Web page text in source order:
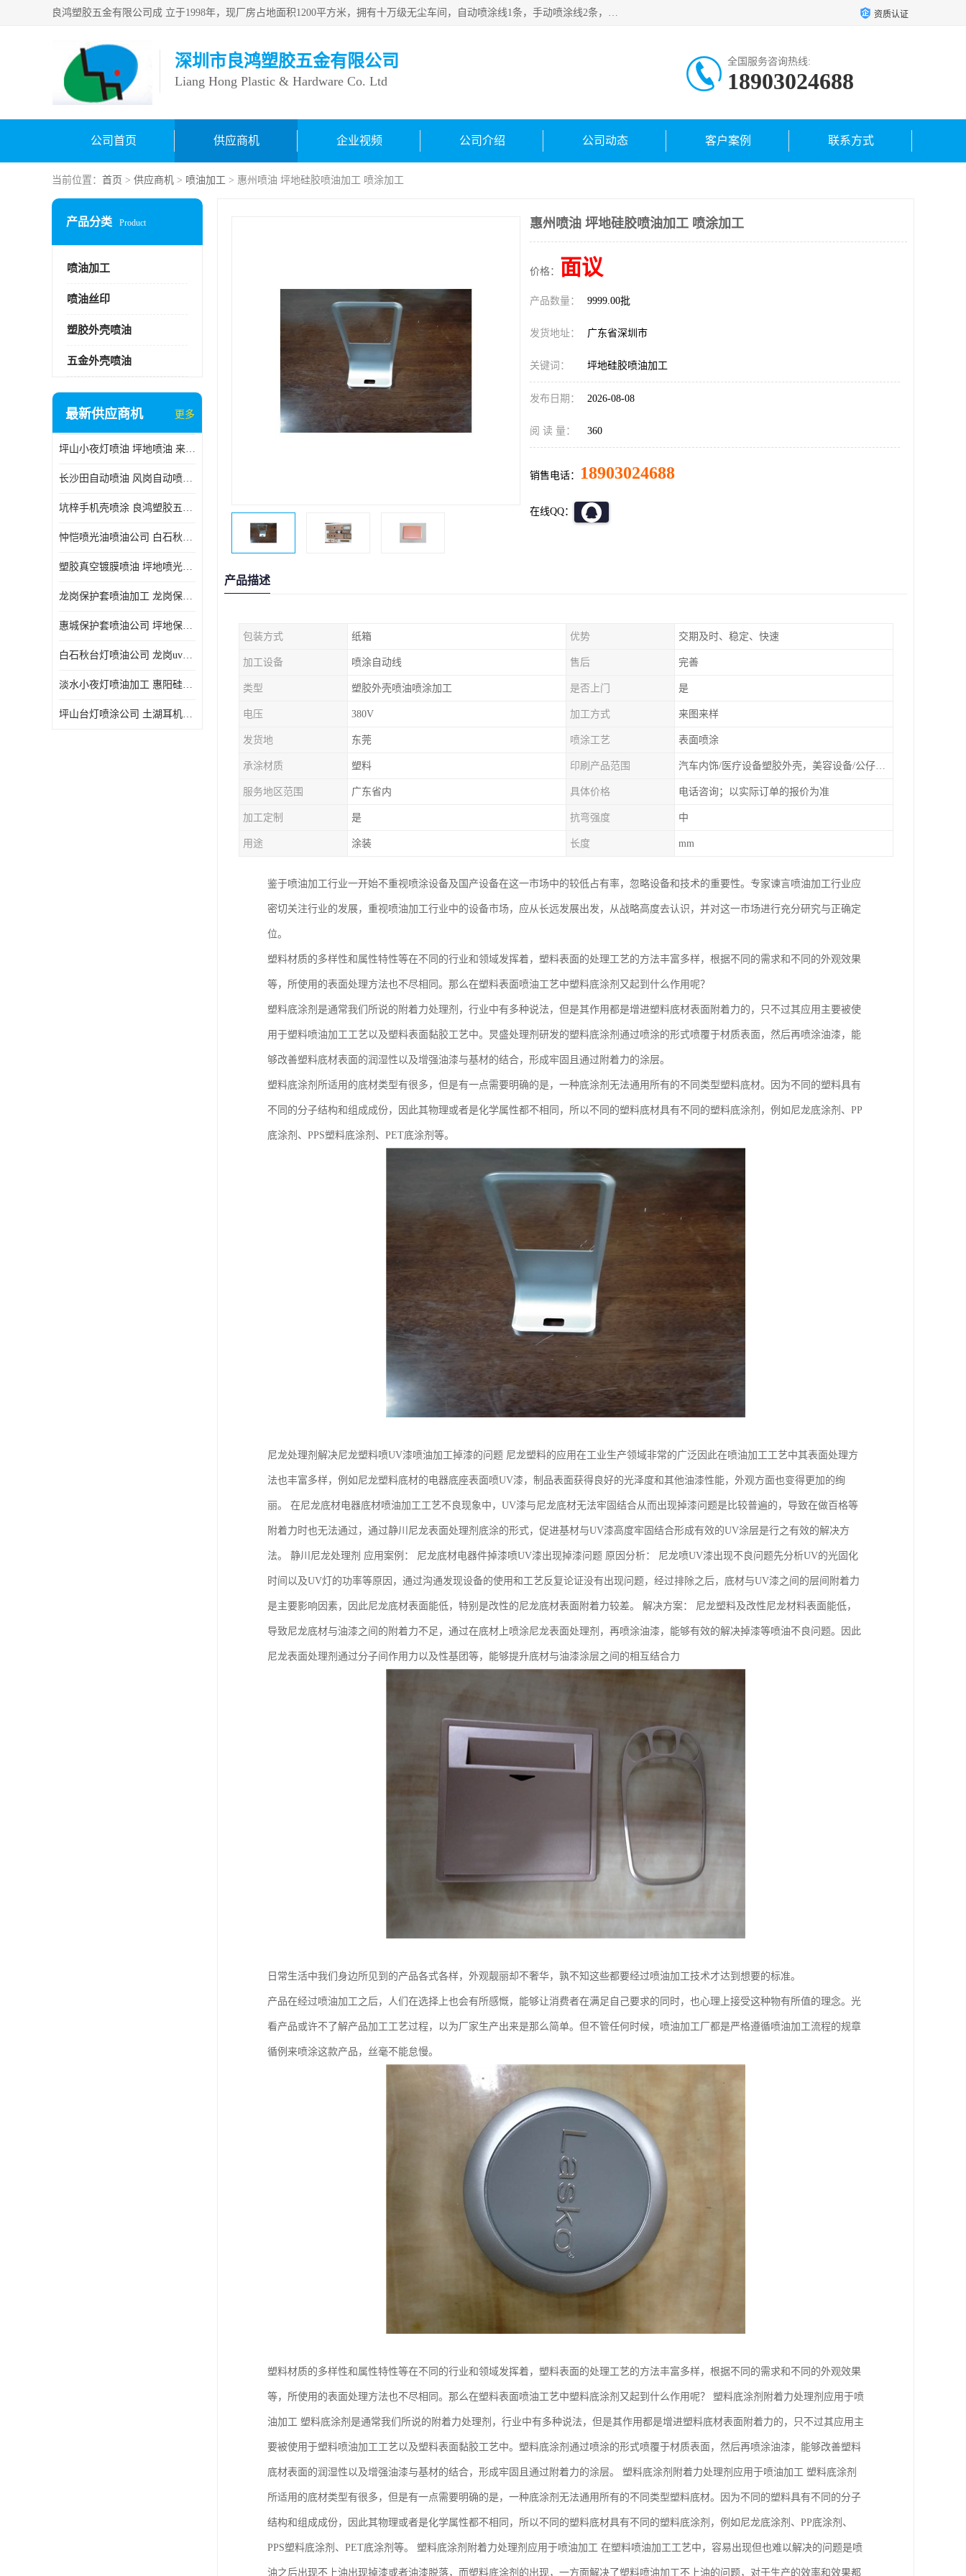
良鸿塑胶五金有限公司成 立于1998年，现厂房占地面积1200平方米，拥有十万级无尘车间，自动喷涂线1条，手动喷涂线2条，丝印移印滚印烫印拉线1条，本公司自建厂以来一直 以“顾客、品质、服务三个第一”为原则，从来货到处理、喷漆、烘烤、品检、包装等每一道工序都严格把持质量关，竭诚为广大朋友、客户服务。现如今已深得广 大客户信赖。 资质认证
深圳市良鸿塑胶五金有限公司
Liang Hong Plastic & Hardware Co. Ltd
全国服务咨询热线:
18903024688
公司首页 供应商机 企业视频 公司介绍 公司动态 客户案例 联系方式
当前位置： 首页 > 供应商机 > 喷油加工 > 惠州喷油 坪地硅胶喷油加工 喷涂加工
产品分类 Product
喷油加工
喷油丝印
塑胶外壳喷油
五金外壳喷油
最新供应商机 更多
坪山小夜灯喷油 坪地喷油 来样订做
长沙田自动喷油 风岗自动喷涂 良鸿塑胶五金
坑梓手机壳喷涂 良鸿塑胶五金 坪地小夜灯喷涂公司
忡恺喷光油喷油公司 白石秋蓝牙喷涂
塑胶真空镀膜喷油 坪地喷光油喷油
龙岗保护套喷油加工 龙岗保护套喷油
惠城保护套喷油公司 坪地保护套喷油 良鸿塑胶五金
白石秋台灯喷油公司 龙岗uv喷油 良鸿塑胶五金
淡水小夜灯喷油加工 惠阳硅胶喷油 良鸿塑胶五金
坪山台灯喷涂公司 土湖耳机喷涂 加工定制
惠州喷油 坪地硅胶喷油加工 喷涂加工
价格： 面议
产品数量： 9999.00批
发货地址： 广东省深圳市
关键词： 坪地硅胶喷油加工
发布日期： 2026-08-08
阅 读 量： 360
销售电话： 18903024688
在线QQ：
产品描述
包装方式 纸箱 优势 交期及时、稳定、快速
加工设备 喷涂自动线 售后 完善
类型 塑胶外壳喷油喷涂加工 是否上门 是
电压 380V 加工方式 来图来样
发货地 东莞 喷涂工艺 表面喷涂
承涂材质 塑料 印刷产品范围 汽车内饰/医疗设备塑胶外壳，美容设备/公仔动漫
服务地区范围 广东省内 具体价格 电话咨询；以实际订单的报价为准
加工定制 是 抗弯强度 中
用途 涂装 长度 mm
鉴于喷油加工行业一开始不重视喷涂设备及国产设备在这一市场中的较低占有率，忽略设备和技术的重要性。专家谏言喷油加工行业应
密切关注行业的发展，重视喷油加工行业中的设备市场，应从长远发展出发，从战略高度去认识，并对这一市场进行充分研究与正确定
位。
塑料材质的多样性和属性特性等在不同的行业和领域发挥着，塑料表面的处理工艺的方法丰富多样，根据不同的需求和不同的外观效果
等，所使用的表面处理方法也不尽相同。那么在塑料表面喷油工艺中塑料底涂剂又起到什么作用呢？
塑料底涂剂是通常我们所说的附着力处理剂，行业中有多种说法，但是其作用都是增进塑料底材表面附着力的，只不过其应用主要被使
用于塑料喷油加工工艺以及塑料表面黏胶工艺中。炅盛处理剂研发的塑料底涂剂通过喷涂的形式喷覆于材质表面，然后再喷涂油漆，能
够改善塑料底材表面的润湿性以及增强油漆与基材的结合，形成牢固且通过附着力的涂层。
塑料底涂剂所适用的底材类型有很多，但是有一点需要明确的是，一种底涂剂无法通用所有的不同类型塑料底材。因为不同的塑料具有
不同的分子结构和组成成份，因此其物理或者是化学属性都不相同，所以不同的塑料底材具有不同的塑料底涂剂，例如尼龙底涂剂、PP
底涂剂、PPS塑料底涂剂、PET底涂剂等。
尼龙处理剂解决尼龙塑料喷UV漆喷油加工掉漆的问题 尼龙塑料的应用在工业生产领域非常的广泛因此在喷油加工工艺中其表面处理方
法也丰富多样，例如尼龙塑料底材的电器底座表面喷UV漆，制品表面获得良好的光泽度和其他油漆性能，外观方面也变得更加的绚
丽。 在尼龙底材电器底材喷油加工工艺不良现象中，UV漆与尼龙底材无法牢固结合从而出现掉漆问题是比较普遍的，导致在做百格等
附着力时也无法通过，通过静川尼龙表面处理剂底涂的形式，促进基材与UV漆高度牢固结合形成有效的UV涂层是行之有效的解决方
法。 静川尼龙处理剂 应用案例： 尼龙底材电器件掉漆喷UV漆出现掉漆问题 原因分析： 尼龙喷UV漆出现不良问题先分析UV的光固化
时间以及UV灯的功率等原因，通过沟通发现设备的使用和工艺反复论证没有出现问题，经过排除之后，底材与UV漆之间的层间附着力
是主要影响因素，因此尼龙底材表面能低，特别是改性的尼龙底材表面附着力较差。 解决方案： 尼龙塑料及改性尼龙材料表面能低，
导致尼龙底材与油漆之间的附着力不足，通过在底材上喷涂尼龙表面处理剂，再喷涂油漆，能够有效的解决掉漆等喷油不良问题。因此
尼龙表面处理剂通过分子间作用力以及性基团等，能够提升底材与油漆涂层之间的相互结合力
日常生活中我们身边所见到的产品各式各样，外观靓丽却不奢华，孰不知这些都要经过喷油加工技术才达到想要的标准。
产品在经过喷油加工之后，人们在选择上也会有所感慨，能够让消费者在满足自己要求的同时，也心理上接受这种物有所值的理念。光
看产品或许不了解产品加工工艺过程，以为厂家生产出来是那么简单。但不管任何时候，喷油加工厂都是严格遵循喷油加工流程的规章
循例来喷涂这款产品，丝毫不能怠慢。
塑料材质的多样性和属性特性等在不同的行业和领域发挥着，塑料表面的处理工艺的方法丰富多样，根据不同的需求和不同的外观效果
等，所使用的表面处理方法也不尽相同。那么在塑料表面喷油工艺中塑料底涂剂又起到什么作用呢？ 塑料底涂剂附着力处理剂应用于喷
油加工 塑料底涂剂是通常我们所说的附着力处理剂，行业中有多种说法，但是其作用都是增进塑料底材表面附着力的，只不过其应用主
要被使用于塑料喷油加工工艺以及塑料表面黏胶工艺中。塑料底涂剂通过喷涂的形式喷覆于材质表面，然后再喷涂油漆，能够改善塑料
底材表面的润湿性以及增强油漆与基材的结合，形成牢固且通过附着力的涂层。 塑料底涂剂附着力处理剂应用于喷油加工 塑料底涂剂
所适用的底材类型有很多，但是有一点需要明确的是，一种底涂剂无法通用所有的不同类型塑料底材。因为不同的塑料具有不同的分子
结构和组成成份，因此其物理或者是化学属性都不相同，所以不同的塑料底材具有不同的塑料底涂剂，例如尼龙底涂剂、PP底涂剂、
PPS塑料底涂剂、PET底涂剂等。 塑料底涂剂附着力处理剂应用于喷油加工 在塑料喷油加工工艺中，容易出现但也难以解决的问题是喷
油之后出现不上油出现掉漆或者油漆脱落，而塑料底涂剂的出现，一方面解决了塑料喷油加工不上油的问题，对于生产的效率和效果都